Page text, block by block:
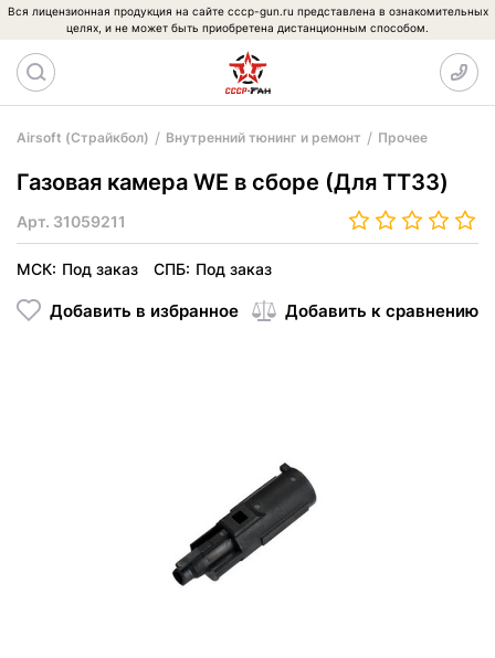
Вся лицензионная продукция на сайте cccp-gun.ru представлена в ознакомительных
целях, и не может быть приобретена дистанционным способом.
Airsoft (Страйкбол) Внутренний тюнинг и ремонт Прочее
Газовая камера WE в сборе (Для TT33)
Арт. 31059211
МСК: Под заказ СПБ: Под заказ
Добавить в избранное Добавить к сравнению